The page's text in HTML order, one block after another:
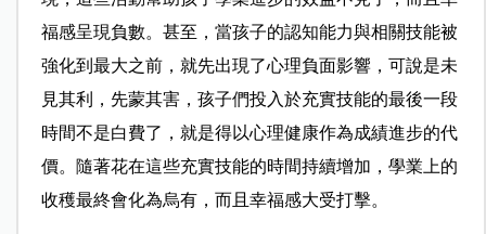
福感呈現負數。甚至，當孩子的認知能力與相關技能被
強化到最大之前，就先出現了心理負面影響，可說是未
見其利，先蒙其害，孩子們投入於充實技能的最後一段
時間不是白費了，就是得以心理健康作為成績進步的代
價。隨著花在這些充實技能的時間持續增加，學業上的
收穫最終會化為烏有，而且幸福感大受打擊。